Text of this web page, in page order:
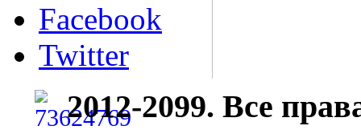
Facebook
Twitter
2012-2099. Все